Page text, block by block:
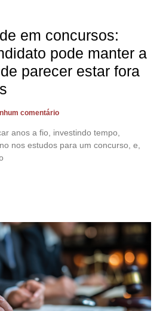
em concursos:
pode manter a
parecer estar fora
comentário
anos a fio, investindo tempo,
nos estudos para um concurso, e,